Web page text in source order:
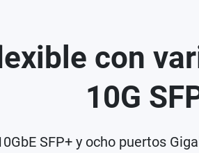
con
10G
SFP+ y ocho puertos